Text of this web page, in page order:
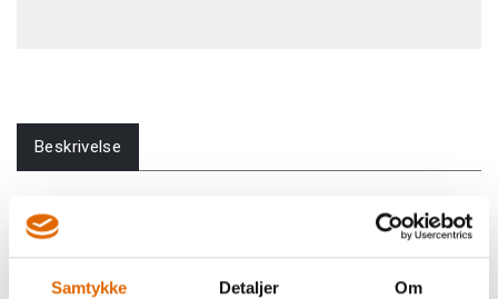
Samtykke Detaljer Om
Beskrivelse
Passer til: